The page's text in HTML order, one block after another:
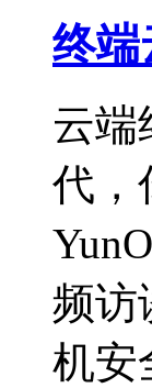
终端
云端
代，
频访
机安